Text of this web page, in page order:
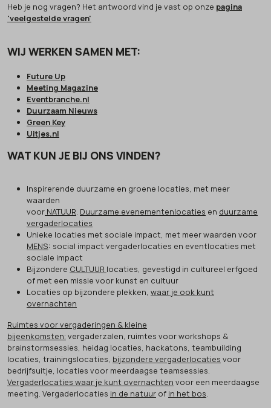
Heb je nog vragen? Het antwoord vind je vast op onze pagina
'veelgestelde vragen'
WIJ WERKEN SAMEN MET:
Future Up
Meeting Magazine
Eventbranche.nl
Duurzaam Nieuws
Green Key
Uitjes.nl
WAT KUN JE BIJ ONS VINDEN?
Inspirerende duurzame en groene locaties, met meer
waarden
voor NATUUR. Duurzame evenementenlocaties en duurzame
vergaderlocaties
Unieke locaties met sociale impact, met meer waarden voor
MENS: social impact vergaderlocaties en eventlocaties met
sociale impact
Bijzondere CULTUUR locaties, gevestigd in cultureel erfgoed
of met een missie voor kunst en cultuur
Locaties op bijzondere plekken, waar je ook kunt
overnachten
Ruimtes voor vergaderingen & kleine
bijeenkomsten: vergaderzalen, ruimtes voor workshops &
brainstormsessies, heidag locaties, hackatons, teambuilding
locaties, trainingslocaties, bijzondere vergaderlocaties voor
bedrijfsuitje, locaties voor meerdaagse teamsessies.
Vergaderlocaties waar je kunt overnachten voor een meerdaagse
meeting. Vergaderlocaties in de natuur of in het bos.